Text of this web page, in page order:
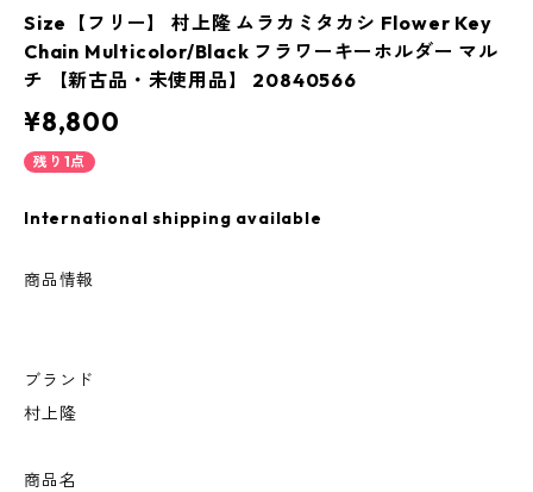
Size【フリー】 村上隆 ムラカミタカシ Flower Key
Chain Multicolor/Black フラワーキーホルダー マル
チ 【新古品・未使用品】 20840566
¥8,800
残り1点
International shipping available
商品情報
ブランド
村上隆
商品名